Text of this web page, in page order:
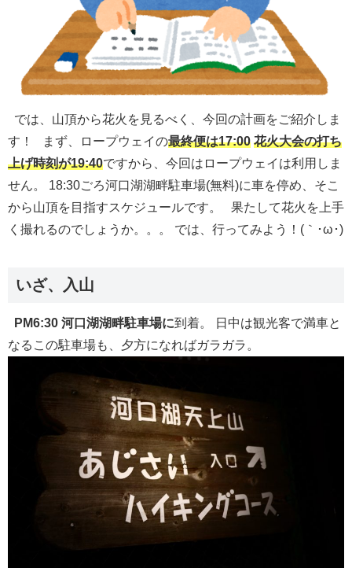
では、山頂から花火を見るべく、今回の計画をご紹介しま
す！ まず、ロープウェイの最終便は17:00 花火大会の打ち
上げ時刻が19:40ですから、今回はロープウェイは利用しま
せん。 18:30ごろ河口湖湖畔駐車場(無料)に車を停め、そこ
から山頂を目指すスケジュールです。 果たして花火を上手
く撮れるのでしょうか。。。 では、行ってみよう！(｀･ω･)
いざ、入山
PM6:30 河口湖湖畔駐車場に到着。 日中は観光客で満車と
なるこの駐車場も、夕方になればガラガラ。